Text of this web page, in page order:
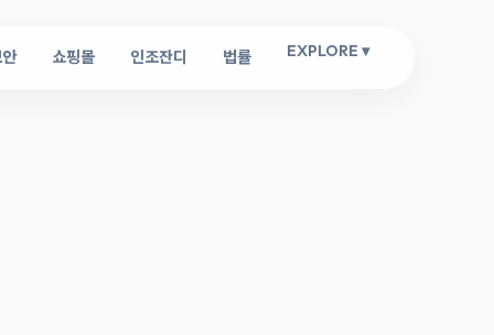
쇼핑몰 인조잔디 법률 EXPLORE ▾